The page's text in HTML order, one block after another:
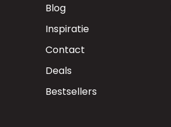
Blog
Inspiratie
Contact
Deals
Bestsellers